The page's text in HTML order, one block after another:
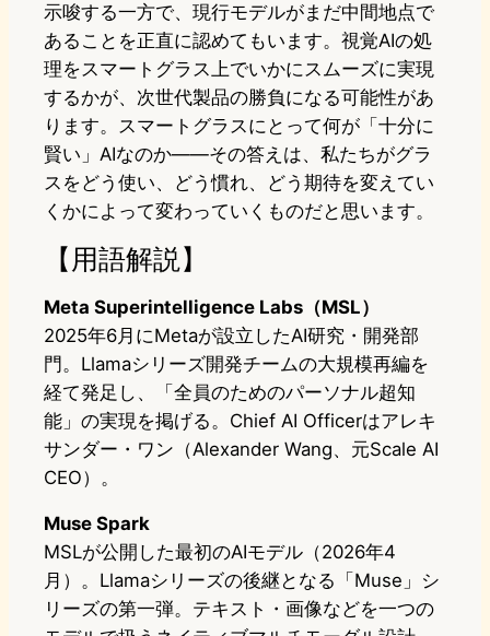
示唆する一方で、現行モデルがまだ中間地点で
あることを正直に認めてもいます。視覚AIの処
理をスマートグラス上でいかにスムーズに実現
するかが、次世代製品の勝負になる可能性があ
ります。スマートグラスにとって何が「十分に
賢い」AIなのか——その答えは、私たちがグラ
スをどう使い、どう慣れ、どう期待を変えてい
くかによって変わっていくものだと思います。
【用語解説】
Meta Superintelligence Labs（MSL）
2025年6月にMetaが設立したAI研究・開発部
門。Llamaシリーズ開発チームの大規模再編を
経て発足し、「全員のためのパーソナル超知
能」の実現を掲げる。Chief AI Officerはアレキ
サンダー・ワン（Alexander Wang、元Scale AI
CEO）。
Muse Spark
MSLが公開した最初のAIモデル（2026年4
月）。Llamaシリーズの後継となる「Muse」シ
リーズの第一弾。テキスト・画像などを一つの